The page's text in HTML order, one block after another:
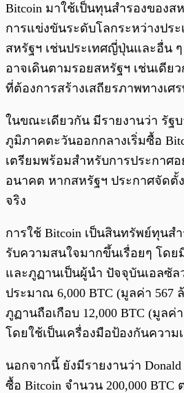
Bitcoin มาใช้เป็นทุนสำรองของส
การแข่งขันระดับโลกระหว่างประ
สหรัฐฯ เช่นประเทศญี่ปุ่นและอื่น
อาจเดินตามรอยสหรัฐฯ เช่นเดีย
ที่ต้องการสร้างเสถียรภาพทางเศ
ในขณะเดียวกัน มีรายงานว่า รัฐ
ภูมิภาคตะวันออกกลางเริ่มซื้อ
เตรียมพร้อมสำหรับการประกาศอ
อนาคต หากสหรัฐฯ ประกาศจัดตั้
จริง
การใช้ Bitcoin เป็นสินทรัพย์ทุนส
รับความสนใจมากขึ้นเรื่อยๆ โดย
และภูฏานเป็นผู้นำ ปัจจุบันเอลซัล
ประมาณ 6,000 BTC (มูลค่า 567
ภูฏานถือเกือบ 12,000 BTC (มูลค่
โดยใช้เป็นเครื่องมือป้องกันความ
นอกจากนี้ ยังมีรายงานว่า
ซื้อ Bitcoin จำนวน 200,000 BTC